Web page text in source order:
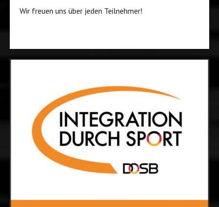
Wir freuen uns über jeden Teilnehmer!